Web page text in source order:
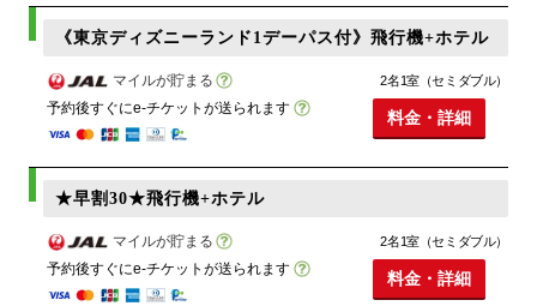
《東京ディズニーランド1デーパス付》飛行機+ホテル
マイルが貯まる
予約後すぐにe-チケットが送られます
2名1室（セミダブル）
料金・詳細
★早割30★飛行機+ホテル
マイルが貯まる
予約後すぐにe-チケットが送られます
2名1室（セミダブル）
料金・詳細